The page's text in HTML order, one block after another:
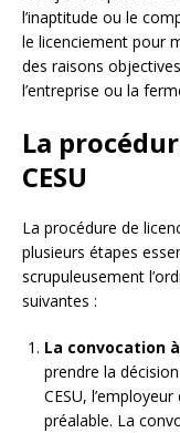
l’inaptitude ou le
le licenciement pour
des raisons
l’entreprise ou la
La
CESU
La procédure de
plusieurs étapes
scrupuleusement
suivantes :
La convocation
prendre la
CESU,
préalable. La